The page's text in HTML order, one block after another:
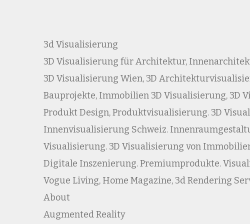
3d Visualisierung
3D Visualisierung für Architektur,
3D Visualisierung Wien, 3D
Bauprojekte, Immobilien 3D Visualisierung,
Produkt Design, Produktvisualisierung. 3D
Innenvisualisierung Schweiz.
Visualisierung. 3D Visualisierung von
Digitale Inszenierung. Premiumprodukte.
Vogue Living, Home Magazine, 3d Rendering
About
Augmented Reality